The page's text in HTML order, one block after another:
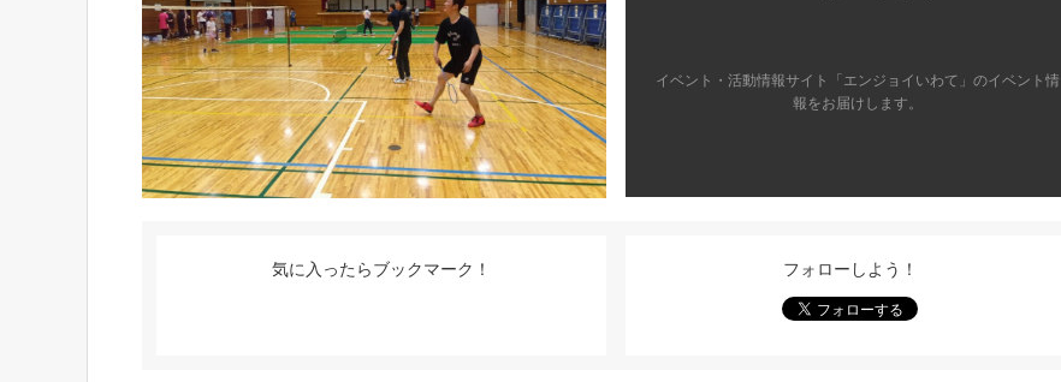
イベント・活動情報サイト「エンジョイいわて」のイベント情
報をお届けします。
気に入ったらブックマーク！ フォローしよう！